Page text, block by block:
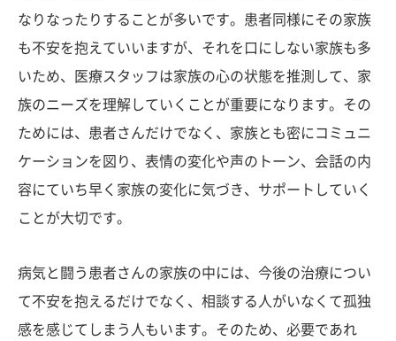
なりなったりすることが多いです。患者同様にその家族
も不安を抱えていいますが、それを口にしない家族も多
いため、医療スタッフは家族の心の状態を推測して、家
族のニーズを理解していくことが重要になります。その
ためには、患者さんだけでなく、家族とも密にコミュニ
ケーションを図り、表情の変化や声のトーン、会話の内
容にていち早く家族の変化に気づき、サポートしていく
ことが大切です。
病気と闘う患者さんの家族の中には、今後の治療につい
て不安を抱えるだけでなく、相談する人がいなくて孤独
感を感じてしまう人もいます。そのため、必要であれ